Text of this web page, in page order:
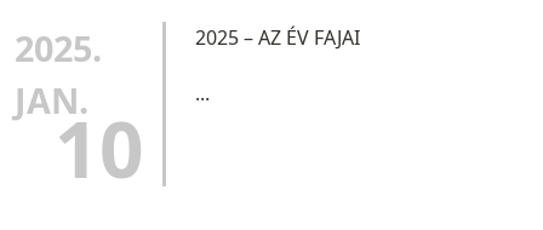
2025.
JAN.10
2025 – AZ ÉV FAJAI
...